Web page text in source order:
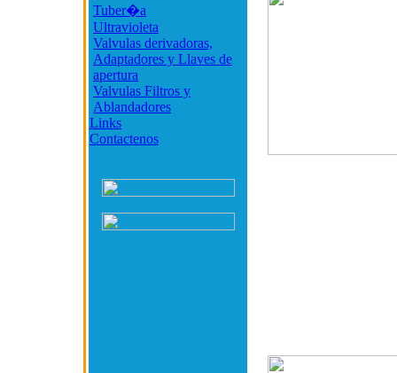
Tuber�a
Ultravioleta
Valvulas derivadoras,
Adaptadores y Llaves de
apertura
Valvulas Filtros y
Ablandadores
Links
Contactenos